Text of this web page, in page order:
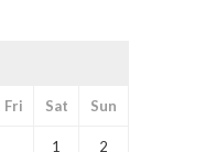
Fri Sat Sun
1 2